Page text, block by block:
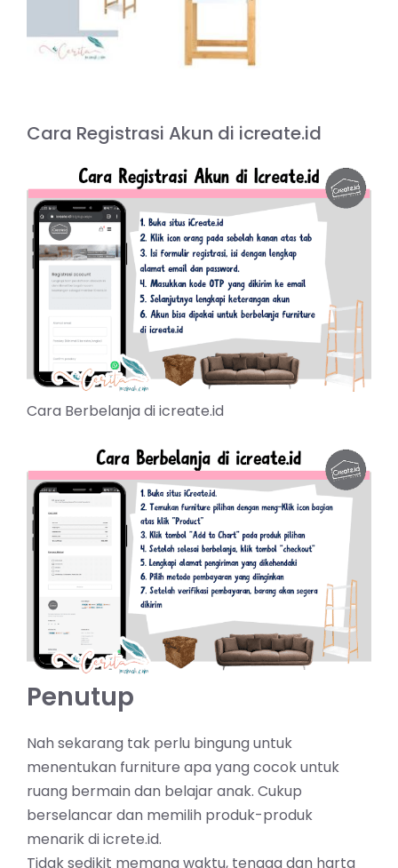
Cara Registrasi Akun di icreate.id
Cara Berbelanja di icreate.id
Penutup
Nah sekarang tak perlu bingung untuk
menentukan furniture apa yang cocok untuk
ruang bermain dan belajar anak. Cukup
berselancar dan memilih produk-produk
menarik di icrete.id.
Tidak sedikit memang waktu, tenaga dan harta